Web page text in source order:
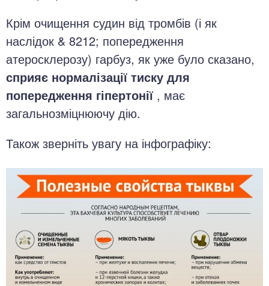
Крім очищення судин від тромбів (і як
наслідок & 8212; попередження
атеросклерозу) гарбуз, як уже було сказано,
сприяє нормалізації тиску для
попередження гіпертонії , має
загальнозміцнюючу дію.
Також зверніть увагу на інфографіку: